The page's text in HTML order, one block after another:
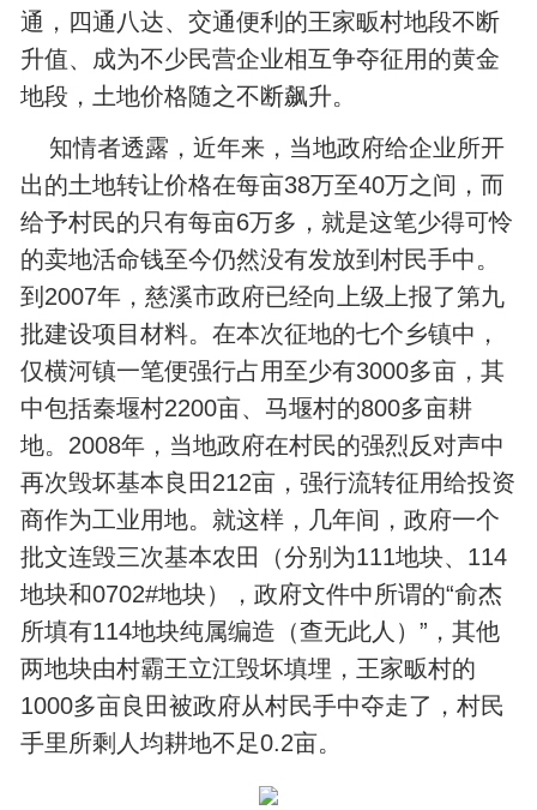
通，四通八达、交通便利的王家畈村地段不断
升值、成为不少民营企业相互争夺征用的黄金
地段，土地价格随之不断飙升。
知情者透露，近年来，当地政府给企业所开
出的土地转让价格在每亩38万至40万之间，而
给予村民的只有每亩6万多，就是这笔少得可怜
的卖地活命钱至今仍然没有发放到村民手中。
到2007年，慈溪市政府已经向上级上报了第九
批建设项目材料。在本次征地的七个乡镇中，
仅横河镇一笔便强行占用至少有3000多亩，其
中包括秦堰村2200亩、马堰村的800多亩耕
地。2008年，当地政府在村民的强烈反对声中
再次毁坏基本良田212亩，强行流转征用给投资
商作为工业用地。就这样，几年间，政府一个
批文连毁三次基本农田（分别为111地块、114
地块和0702#地块），政府文件中所谓的“俞杰
所填有114地块纯属编造（查无此人）”，其他
两地块由村霸王立江毁坏填埋，王家畈村的
1000多亩良田被政府从村民手中夺走了，村民
手里所剩人均耕地不足0.2亩。